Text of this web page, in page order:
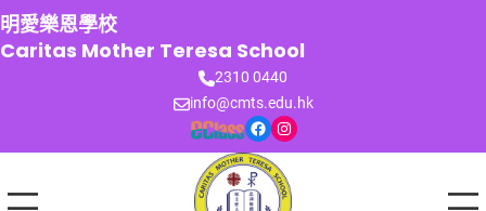
跳
至
主
明愛樂恩學校
Caritas Mother Teresa School
2310 0440
info@cmts.edu.hk
Facebook Instagram